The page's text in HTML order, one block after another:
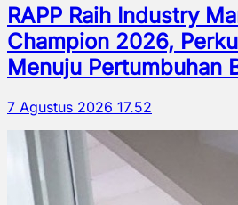
RAPP Raih Industry
Champion 2026,
Menuju Pertumbuhan
7 Agustus 2026 17.52